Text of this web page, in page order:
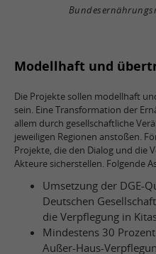
Modellhaft und
Die Projekte sollen modellhaft
sein. Eine Transformation der
allem durch gesellschaftliche
jeweiligen Regionen anstoßen.
Projekte, die den Dialog und die
Akteure sicherstellen. Folgende
Umsetzung der DGE-
Deutschen
die Verpflegung in
Mindestens 30
Außer-Haus-